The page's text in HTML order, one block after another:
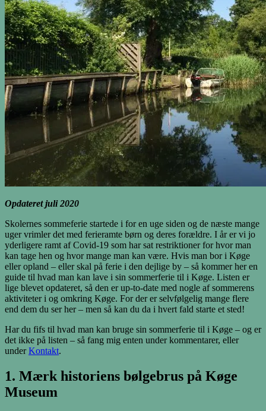
Opdateret juli 2020
Skolernes sommeferie startede i for en uge siden og de næste mange
uger vrimler det med ferieramte børn og deres forældre. I år er vi jo
yderligere ramt af Covid-19 som har sat restriktioner for hvor man
kan tage hen og hvor mange man kan være. Hvis man bor i Køge
eller opland – eller skal på ferie i den dejlige by – så kommer her en
guide til hvad man kan lave i sin sommerferie til i Køge. Listen er
lige blevet opdateret, så den er up-to-date med nogle af sommerens
aktiviteter i og omkring Køge. For der er selvfølgelig mange flere
end dem du ser her – men så kan du da i hvert fald starte et sted!
Har du fifs til hvad man kan bruge sin sommerferie til i Køge – og er
det ikke på listen – så fang mig enten under kommentarer, eller
underKontakt.
1. Mærk historiens bølgebrus på Køge
Museum